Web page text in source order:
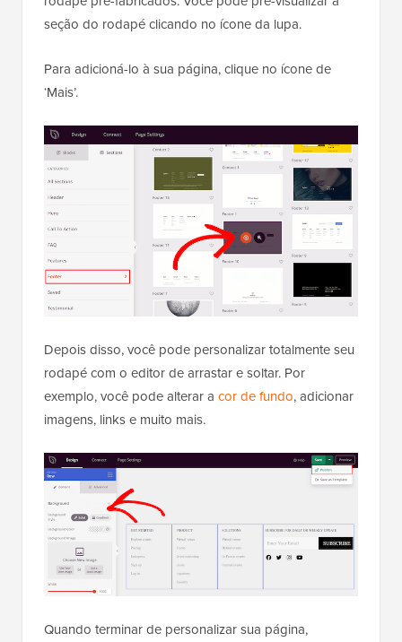
seção do rodapé clicando no ícone da lupa.
Para adicioná-lo à sua página, clique no ícone de
‘Mais’.
Depois disso, você pode personalizar totalmente seu
rodapé com o editor de arrastar e soltar. Por
exemplo, você pode alterar a cor de fundo, adicionar
imagens, links e muito mais.
Quando terminar de personalizar sua página,